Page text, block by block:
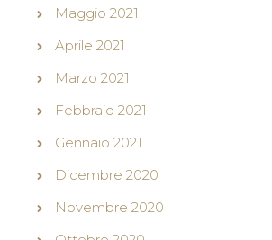
Maggio 2021
Aprile 2021
Marzo 2021
Febbraio 2021
Gennaio 2021
Dicembre 2020
Novembre 2020